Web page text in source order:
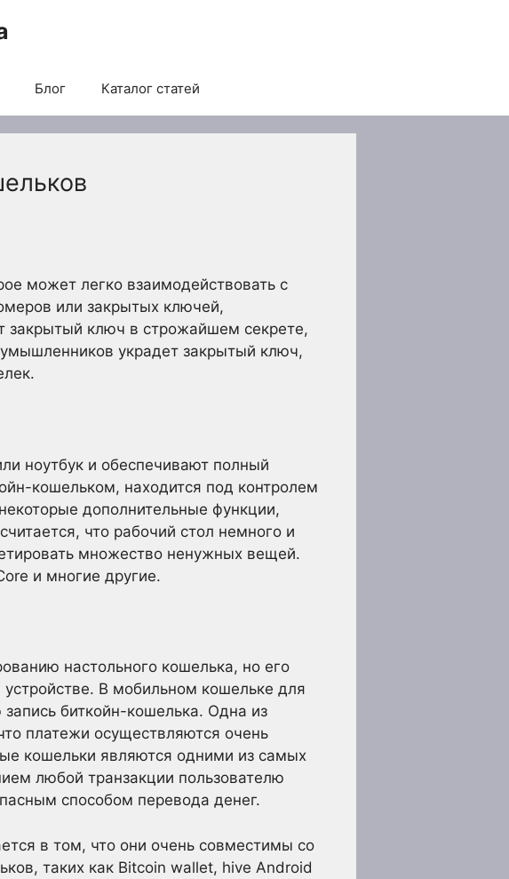
Блог Каталог статей
может легко взаимодействовать с
или закрытых ключей,
закрытый ключ в строжайшем секрете,
украдет закрытый ключ,
ноутбук и обеспечивают полный
кошельком, находится под контролем
дополнительные функции,
что рабочий стол немного и
множество ненужных вещей.
и многие другие.
настольного кошелька, но его
В мобильном кошельке для
биткойн-кошелька. Одна из
платежи осуществляются очень
кошельки являются одними из самых
любой транзакции пользователю
способом перевода денег.
в том, что они очень совместимы со
таких как Bitcoin wallet, hive Android